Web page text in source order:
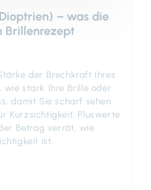
– was die
Brillenrezept
der Brechkraft Ihres
wie stark Ihre Brille oder
damit Sie scharf sehen.
Kurzsichtigkeit, Pluswerte
Betrag verrät, wie
ist.